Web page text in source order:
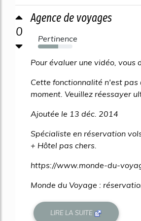
0
Agence de voyages
Pertinence
58%
Pour évaluer une vidéo, vous
Cette fonctionnalité n'est pas
moment. Veuillez réessayer
Ajoutée le 13 déc. 2014
Spécialiste en réservation
+ Hôtel pas chers.
https://www.monde-du-
Monde du Voyage :
LIRE LA SUITE